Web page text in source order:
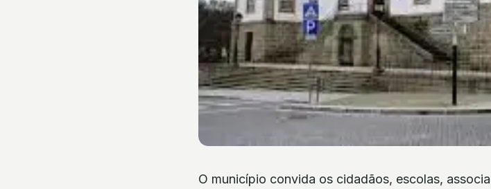
O município convida os cidadãos, escolas,